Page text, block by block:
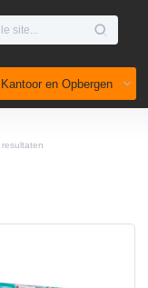
Kantoor en Opbergen
resultaten